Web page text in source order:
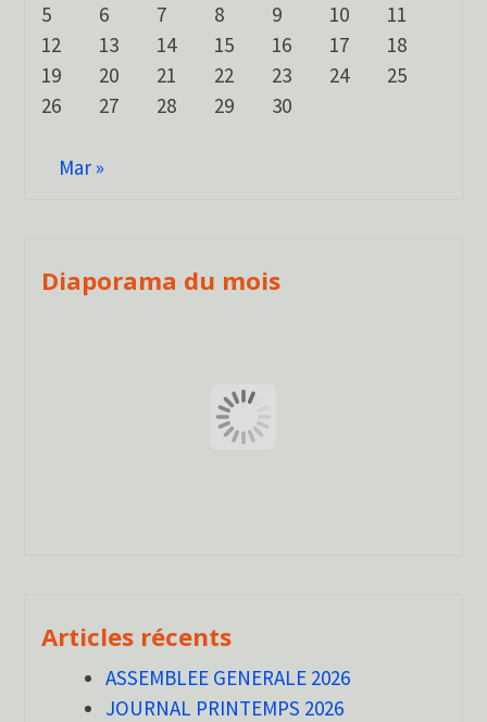
5
6 7 8 9 10
11
12
13 14 15 16 17
18
19
20 21 22 23 24
25
26
27 28 29 30
Mar »
Diaporama du mois
Articles récents
ASSEMBLEE GENERALE 2026
JOURNAL PRINTEMPS 2026